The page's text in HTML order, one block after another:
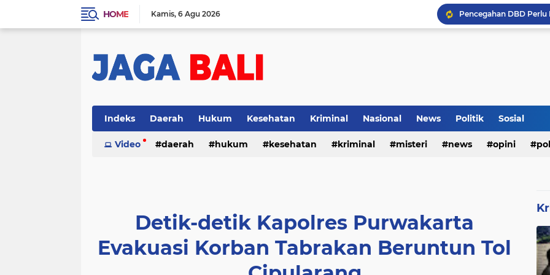
HOME Kamis 6 Agu 2026
Kerangka Besi Perkuat
Rumah Bapak Sirajudin
Pencegahan DBD Perlu
Indeks Daerah Hukum Kesehatan Kriminal Nasional News Politik Sosial
Video daerah hukum kesehatan kriminal misteri news opini
Detik-detik Kapolres Purwakarta
Evakuasi Korban Tabrakan Beruntun Tol